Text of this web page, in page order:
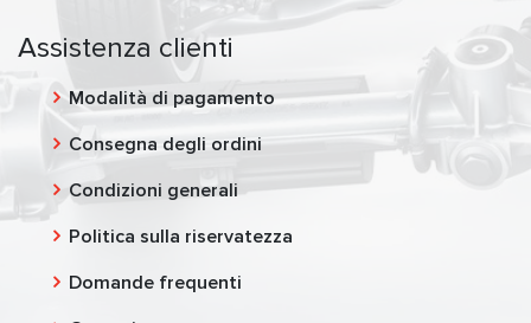
Assistenza clienti
Modalità di pagamento
Consegna degli ordini
Condizioni generali
Politica sulla riservatezza
Domande frequenti